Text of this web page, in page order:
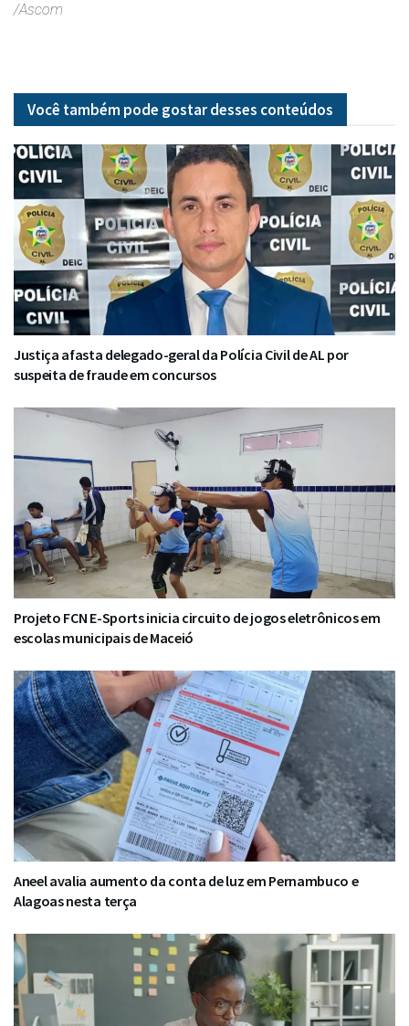
/Ascom
Você também pode gostar desses conteúdos
Justiça afasta delegado-geral da Polícia Civil de AL por
suspeita de fraude em concursos
Projeto FCN E-Sports inicia circuito de jogos eletrônicos em
escolas municipais de Maceió
Aneel avalia aumento da conta de luz em Pernambuco e
Alagoas nesta terça